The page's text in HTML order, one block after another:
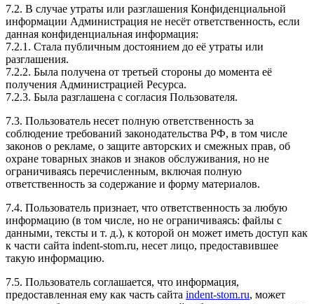
7.2. В случае утраты или разглашения Конфиденциальной
информации Администрация не несёт ответственность, если
данная конфиденциальная информация:
7.2.1. Стала публичным достоянием до её утраты или
разглашения.
7.2.2. Была получена от третьей стороны до момента её
получения Администрацией Ресурса.
7.2.3. Была разглашена с согласия Пользователя.
7.3. Пользователь несет полную ответственность за
соблюдение требований законодательства РФ, в том числе
законов о рекламе, о защите авторских и смежных прав, об
охране товарных знаков и знаков обслуживания, но не
ограничиваясь перечисленным, включая полную
ответственность за содержание и форму материалов.
7.4. Пользователь признает, что ответственность за любую
информацию (в том числе, но не ограничиваясь: файлы с
данными, тексты и т. д.), к которой он может иметь доступ как
к части сайта indent-stom.ru, несет лицо, предоставившее
такую информацию.
7.5. Пользователь соглашается, что информация,
предоставленная ему как часть сайта indent-stom.ru, может